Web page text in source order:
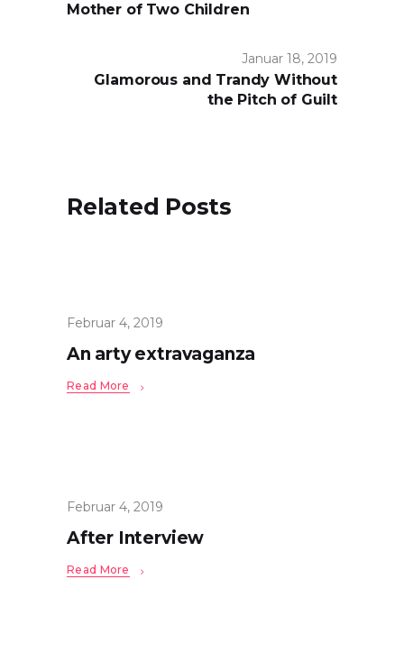
Mother of Two Children
Januar 18, 2019
Glamorous and Trandy Without
the Pitch of Guilt
Related Posts
Februar 4, 2019
An arty extravaganza
Read More
Februar 4, 2019
After Interview
Read More